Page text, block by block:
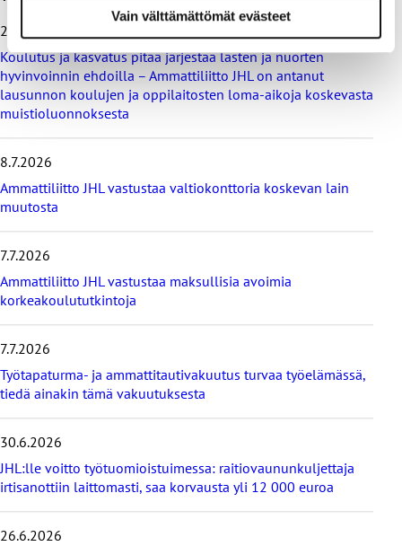
Vain välttämättömät evästeet
h
i
a
v
i
i
i
s
i
ä
t
u
t
i
s
e
t
28.7.2026
Koulutus ja kasvatus pitää järjestää lasten ja nuorten
hyvinvoinnin ehdoilla – Ammattiliitto JHL on antanut
lausunnon koulujen ja oppilaitosten loma-aikoja koskevasta
muistioluonnoksesta
8.7.2026
Ammattiliitto JHL vastustaa valtiokonttoria koskevan lain
muutosta
7.7.2026
Ammattiliitto JHL vastustaa maksullisia avoimia
korkeakoulututkintoja
7.7.2026
Työtapaturma- ja ammattitautivakuutus turvaa työelämässä,
tiedä ainakin tämä vakuutuksesta
30.6.2026
JHL:lle voitto työtuomioistuimessa: raitiovaununkuljettaja
irtisanottiin laittomasti, saa korvausta yli 12 000 euroa
26.6.2026